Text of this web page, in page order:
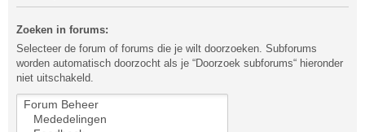
Zoeken in forums:
Selecteer de forum of forums die je wilt doorzoeken. Subforums
worden automatisch doorzocht als je “Doorzoek subforums“ hieronder
niet uitschakeld.